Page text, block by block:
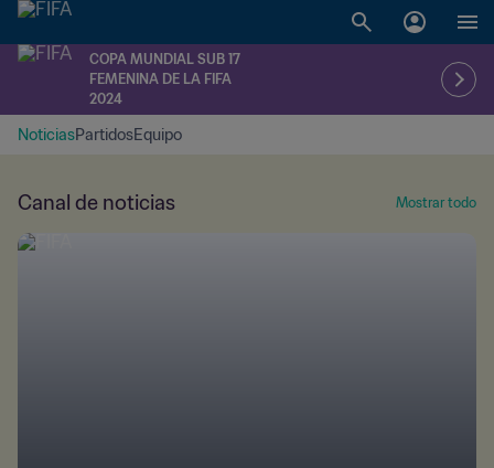
COPA MUNDIAL SUB 17
FEMENINA DE LA FIFA
2024
NoticiasPartidosEquipo
Canal de noticias Mostrar todo